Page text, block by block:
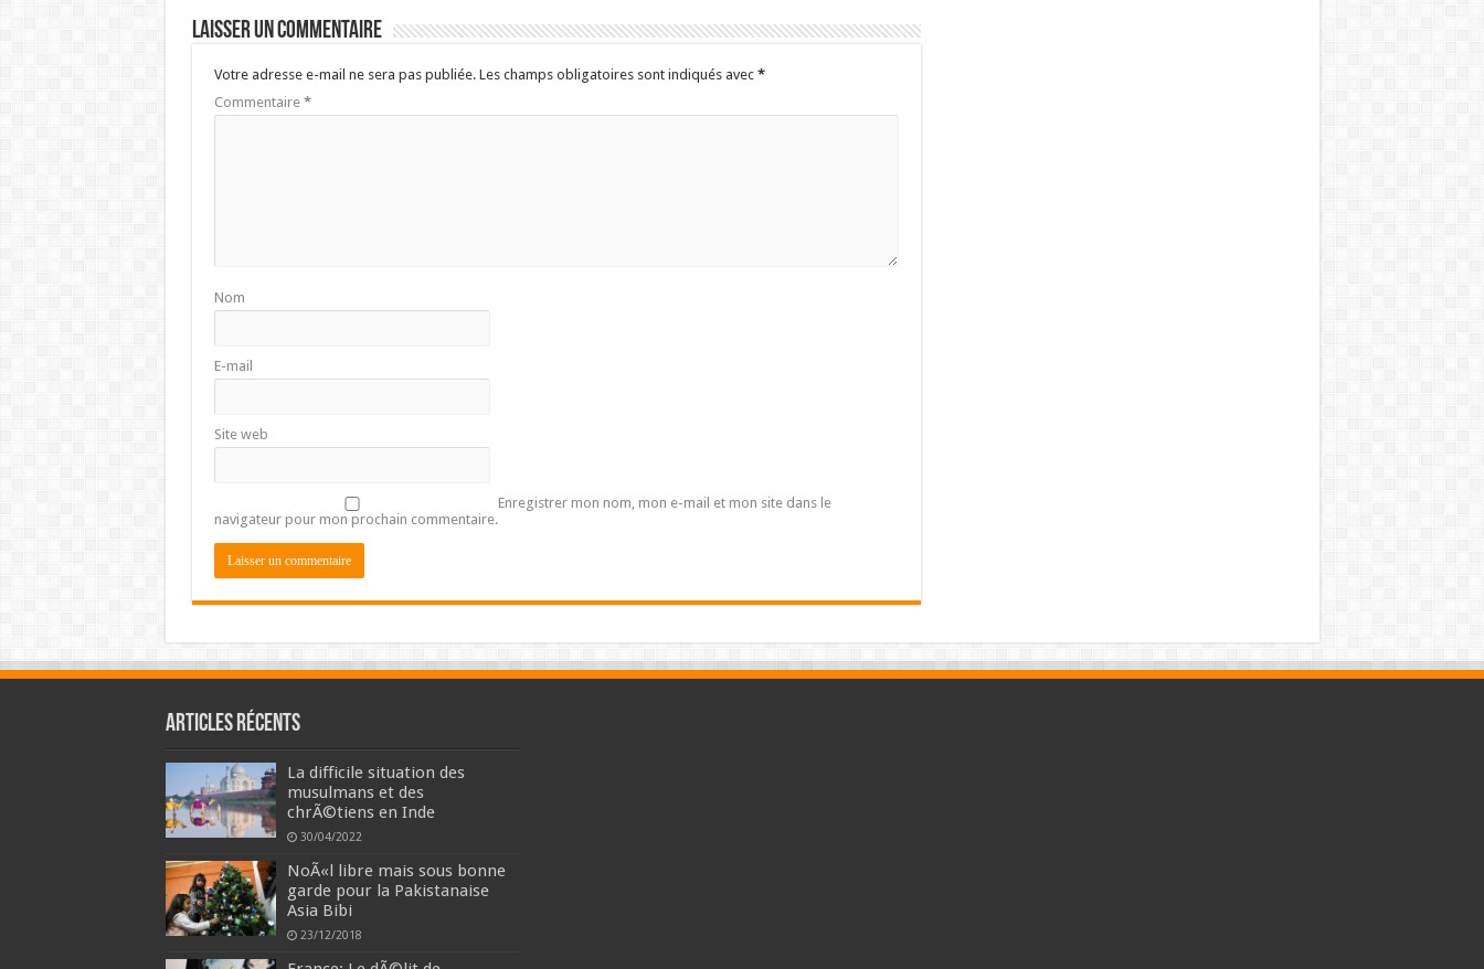
Laisser un commentaire
Votre adresse e-mail ne sera pas publiée. Les champs obligatoires sont indiqués avec *
Commentaire *
Nom
E-mail
Site web
Enregistrer mon nom, mon e-mail et mon site dans le
navigateur pour mon prochain commentaire.
Articles récents
La difficile situation des
musulmans et des
chrÃ©tiens en Inde
30/04/2022
NoÃ«l libre mais sous bonne
garde pour la Pakistanaise
Asia Bibi
23/12/2018